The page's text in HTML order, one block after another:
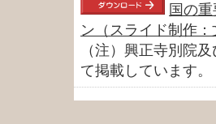
国の
ン（スライド制作
（注）興正寺別院
て掲載しています。